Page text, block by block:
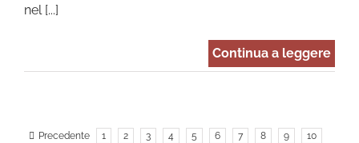
nel [...]
Continua a leggere
Precedente 1 2 3 4 5 6 7 8 9
10